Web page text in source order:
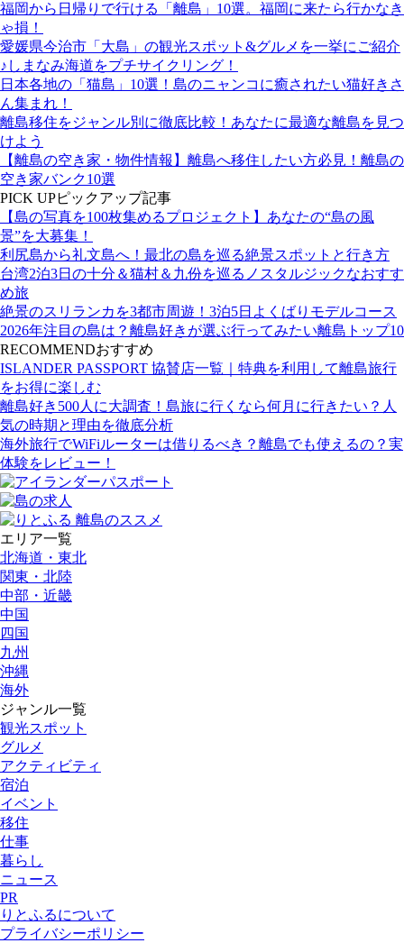
福岡から日帰りで行ける「離島」10選。福岡に来たら行かなき
ゃ損！
愛媛県今治市「大島」の観光スポット&グルメを一挙にご紹介
♪しまなみ海道をプチサイクリング！
日本各地の「猫島」10選！島のニャンコに癒されたい猫好きさ
ん集まれ！
離島移住をジャンル別に徹底比較！あなたに最適な離島を見つ
けよう
【離島の空き家・物件情報】離島へ移住したい方必見！離島の
空き家バンク10選
PICK UPピックアップ記事
【島の写真を100枚集めるプロジェクト】あなたの“島の風
景”を大募集！
利尻島から礼文島へ！最北の島を巡る絶景スポットと行き方
台湾2泊3日の十分＆猫村＆九份を巡るノスタルジックなおすす
め旅
絶景のスリランカを3都市周遊！3泊5日よくばりモデルコース
2026年注目の島は？離島好きが選ぶ行ってみたい離島トップ10
RECOMMENDおすすめ
ISLANDER PASSPORT 協賛店一覧｜特典を利用して離島旅行
をお得に楽しむ
離島好き500人に大調査！島旅に行くなら何月に行きたい？人
気の時期と理由を徹底分析
海外旅行でWiFiルーターは借りるべき？離島でも使えるの？実
体験をレビュー！
エリア一覧
北海道・東北
関東・北陸
中部・近畿
中国
四国
九州
沖縄
海外
ジャンル一覧
観光スポット
グルメ
アクティビティ
宿泊
イベント
移住
仕事
暮らし
ニュース
PR
りとふるについて
プライバシーポリシー